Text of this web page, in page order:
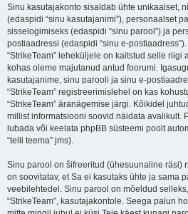
Sinu kasutajakonto sisaldab ühte unikaalset,
(edaspidi “sinu kasutajanimi”), personaalset
sisselogimiseks (edaspidi “sinu parool”) ja
postiaadressi (edaspidi “sinu e-
“StrikeTeam” leheküljele on kaitstud selle riigi
kohas oleme majutanud antud foorumi.
kasutajanime, sinu parooli ja sinu e-
“StrikeTeam” registreerimislehel on kas
“StrikeTeam” äranägemise järgi. Kõikidel
millist informatsiooni soovid näidata avalikult.
lubada või keelata phpBB süsteemi poolt
“telli teema” jms).
Sinu parool on šifreeritud (ühesuunaline räsi)
on soovitatav, et Sa ei kasutaks ühte ja sama
veebilehtedel. Sinu parool on mõeldud
“StrikeTeam”, kasutajakontole. Seega palun